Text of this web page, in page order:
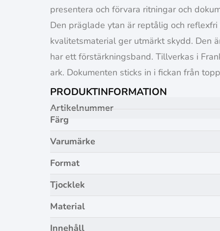
presentera och förvara ritningar och
Den präglade ytan är reptålig och reflexfri
kvalitetsmaterial ger utmärkt skydd. Den
har ett förstärkningsband. Tillverkas i
ark. Dokumenten sticks in i fickan från
PRODUKTINFORMATION
Artikelnummer
Färg
Varumärke
Format
Tjocklek
Material
Innehåll